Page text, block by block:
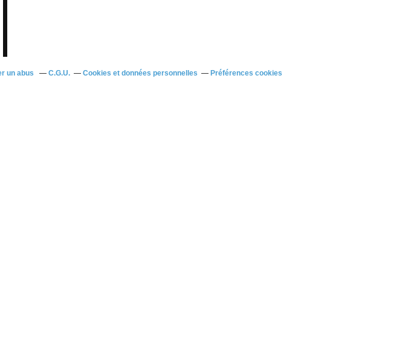
un abus C.G.U. Cookies et données personnelles Préférences cookies